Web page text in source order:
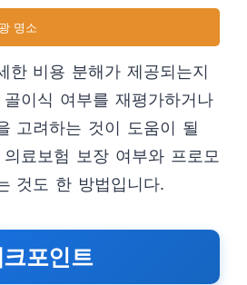
명소
한 비용 분해가 제공되는지
이식 여부를 재평가하거나
고려하는 것이 도움이 될
료보험 보장 여부와 프로모
것도 한 방법입니다.
포인트